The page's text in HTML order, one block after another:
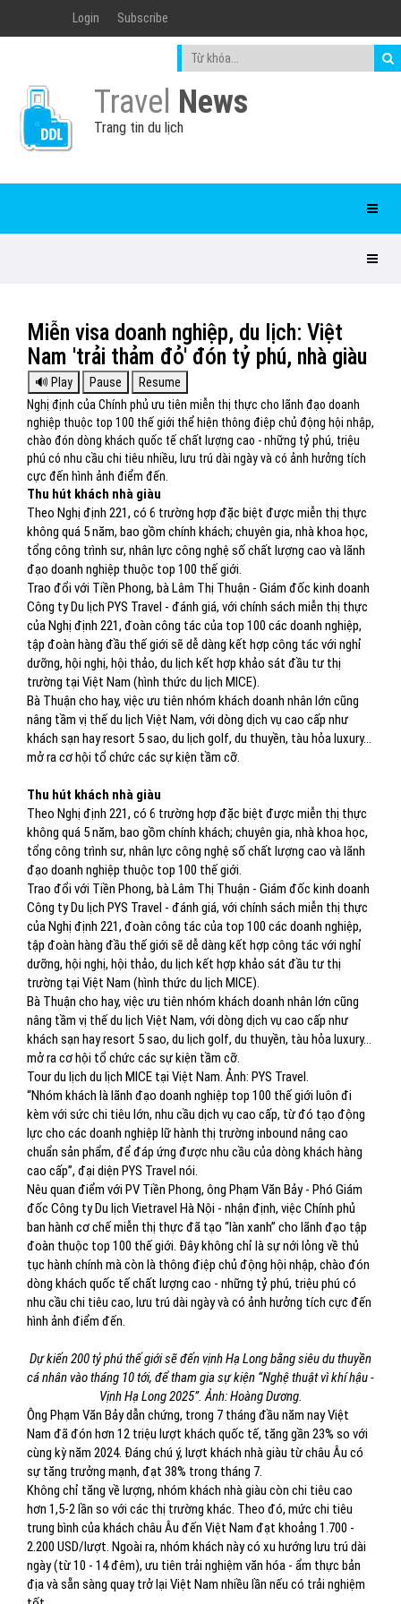
Login Subscribe
Travel News
Trang tin du lịch
Miễn visa doanh nghiệp, du lịch: Việt
Nam 'trải thảm đỏ' đón tỷ phú, nhà giàu
Nghị định của Chính phủ ưu tiên miễn thị thực cho lãnh đạo doanh
nghiệp thuộc top 100 thế giới thể hiện thông điệp chủ động hội nhập,
chào đón dòng khách quốc tế chất lượng cao - những tỷ phú, triệu
phú có nhu cầu chi tiêu nhiều, lưu trú dài ngày và có ảnh hưởng tích
cực đến hình ảnh điểm đến.
Thu hút khách nhà giàu
Theo Nghị định 221, có 6 trường hợp đặc biệt được miễn thị thực
không quá 5 năm, bao gồm chính khách; chuyên gia, nhà khoa học,
tổng công trình sư, nhân lực công nghệ số chất lượng cao và lãnh
đạo doanh nghiệp thuộc top 100 thế giới.
Trao đổi với Tiền Phong, bà Lâm Thị Thuận - Giám đốc kinh doanh
Công ty Du lịch PYS Travel - đánh giá, với chính sách miễn thị thực
của Nghị định 221, đoàn công tác của top 100 các doanh nghiệp,
tập đoàn hàng đầu thế giới sẽ dễ dàng kết hợp công tác với nghỉ
dưỡng, hội nghị, hội thảo, du lịch kết hợp khảo sát đầu tư thị
trường tại Việt Nam (hình thức du lịch MICE).
Bà Thuận cho hay, việc ưu tiên nhóm khách doanh nhân lớn cũng
nâng tầm vị thế du lịch Việt Nam, với dòng dịch vụ cao cấp như
khách sạn hay resort 5 sao, du lịch golf, du thuyền, tàu hỏa luxury…
mở ra cơ hội tổ chức các sự kiện tầm cỡ.
Thu hút khách nhà giàu
Theo Nghị định 221, có 6 trường hợp đặc biệt được miễn thị thực
không quá 5 năm, bao gồm chính khách; chuyên gia, nhà khoa học,
tổng công trình sư, nhân lực công nghệ số chất lượng cao và lãnh
đạo doanh nghiệp thuộc top 100 thế giới.
Trao đổi với Tiền Phong, bà Lâm Thị Thuận - Giám đốc kinh doanh
Công ty Du lịch PYS Travel - đánh giá, với chính sách miễn thị thực
của Nghị định 221, đoàn công tác của top 100 các doanh nghiệp,
tập đoàn hàng đầu thế giới sẽ dễ dàng kết hợp công tác với nghỉ
dưỡng, hội nghị, hội thảo, du lịch kết hợp khảo sát đầu tư thị
trường tại Việt Nam (hình thức du lịch MICE).
Bà Thuận cho hay, việc ưu tiên nhóm khách doanh nhân lớn cũng
nâng tầm vị thế du lịch Việt Nam, với dòng dịch vụ cao cấp như
khách sạn hay resort 5 sao, du lịch golf, du thuyền, tàu hỏa luxury…
mở ra cơ hội tổ chức các sự kiện tầm cỡ.
Tour du lịch du lịch MICE tại Việt Nam. Ảnh: PYS Travel.
“Nhóm khách là lãnh đạo doanh nghiệp top 100 thế giới luôn đi
kèm với sức chi tiêu lớn, nhu cầu dịch vụ cao cấp, từ đó tạo động
lực cho các doanh nghiệp lữ hành thị trường inbound nâng cao
chuẩn sản phẩm, để đáp ứng được nhu cầu của dòng khách hàng
cao cấp”, đại diện PYS Travel nói.
Nêu quan điểm với PV Tiền Phong, ông Phạm Văn Bảy - Phó Giám
đốc Công ty Du lịch Vietravel Hà Nội - nhận định, việc Chính phủ
ban hành cơ chế miễn thị thực đã tạo “làn xanh” cho lãnh đạo tập
đoàn thuộc top 100 thế giới. Đây không chỉ là sự nới lỏng về thủ
tục hành chính mà còn là thông điệp chủ động hội nhập, chào đón
dòng khách quốc tế chất lượng cao - những tỷ phú, triệu phú có
nhu cầu chi tiêu cao, lưu trú dài ngày và có ảnh hưởng tích cực đến
hình ảnh điểm đến.
Dự kiến 200 tỷ phú thế giới sẽ đến vịnh Hạ Long bằng siêu du thuyền
cá nhân vào tháng 10 tới, để tham gia sự kiện “Nghệ thuật vì khí hậu -
Vịnh Hạ Long 2025”. Ảnh: Hoàng Dương.
Ông Phạm Văn Bảy dẫn chứng, trong 7 tháng đầu năm nay Việt
Nam đã đón hơn 12 triệu lượt khách quốc tế, tăng gần 23% so với
cùng kỳ năm 2024. Đáng chú ý, lượt khách nhà giàu từ châu Âu có
sự tăng trưởng mạnh, đạt 38% trong tháng 7.
Không chỉ tăng về lượng, nhóm khách nhà giàu còn chi tiêu cao
hơn 1,5-2 lần so với các thị trường khác. Theo đó, mức chi tiêu
trung bình của khách châu Âu đến Việt Nam đạt khoảng 1.700 -
2.200 USD/lượt. Ngoài ra, nhóm khách này có xu hướng lưu trú dài
ngày (từ 10 - 14 đêm), ưu tiên trải nghiệm văn hóa - ẩm thực bản
địa và sẵn sàng quay trở lại Việt Nam nhiều lần nếu có trải nghiệm